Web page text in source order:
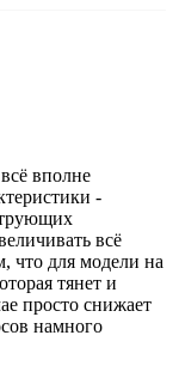
вполне
-
всё
что для модели на
тянет и
просто снижает
намного